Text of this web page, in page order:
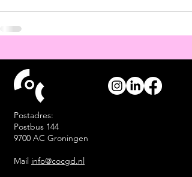
Postadres:
Postbus 144
9700 AC Groningen
Mail info@cocgd.nl